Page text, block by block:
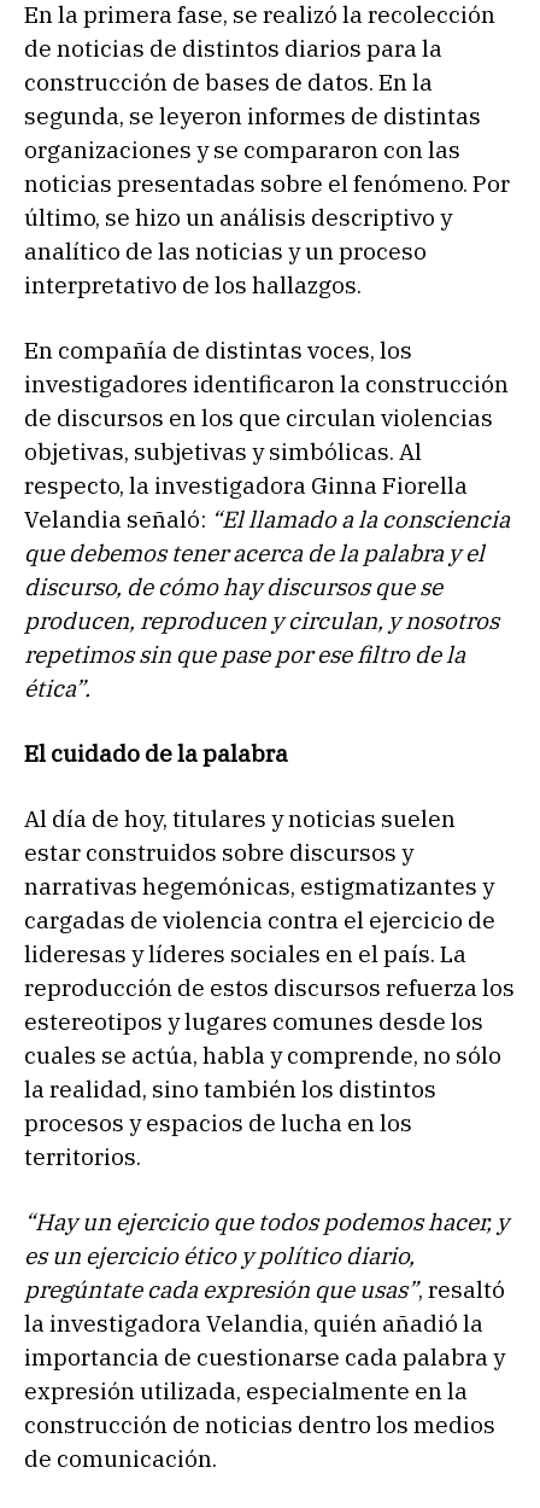
En la primera fase, se realizó la recolección
de noticias de distintos diarios para la
construcción de bases de datos. En la
segunda, se leyeron informes de distintas
organizaciones y se compararon con las
noticias presentadas sobre el fenómeno. Por
último, se hizo un análisis descriptivo y
analítico de las noticias y un proceso
interpretativo de los hallazgos.
En compañía de distintas voces, los
investigadores identificaron la construcción
de discursos en los que circulan violencias
objetivas, subjetivas y simbólicas. Al
respecto, la investigadora Ginna Fiorella
Velandia señaló: “El llamado a la consciencia
que debemos tener acerca de la palabra y el
discurso, de cómo hay discursos que se
producen, reproducen y circulan, y nosotros
repetimos sin que pase por ese filtro de la
ética”.
El cuidado de la palabra
Al día de hoy, titulares y noticias suelen
estar construidos sobre discursos y
narrativas hegemónicas, estigmatizantes y
cargadas de violencia contra el ejercicio de
lideresas y líderes sociales en el país. La
reproducción de estos discursos refuerza los
estereotipos y lugares comunes desde los
cuales se actúa, habla y comprende, no sólo
la realidad, sino también los distintos
procesos y espacios de lucha en los
territorios.
“Hay un ejercicio que todos podemos hacer, y
es un ejercicio ético y político diario,
pregúntate cada expresión que usas”, resaltó
la investigadora Velandia, quién añadió la
importancia de cuestionarse cada palabra y
expresión utilizada, especialmente en la
construcción de noticias dentro los medios
de comunicación.